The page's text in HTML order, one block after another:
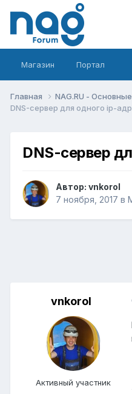
Магазин Портал
Главная NAG.RU -
DNS-сервер для одного ip-
DNS-сервер
Автор: vnkorol
7 ноября, 2017 в
vnkorol
Активный участник